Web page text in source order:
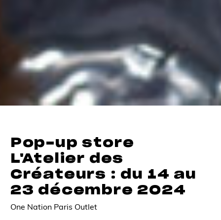
Pop-up store
L'Atelier des
Créateurs : du 14 au
23 décembre 2024
One Nation Paris Outlet